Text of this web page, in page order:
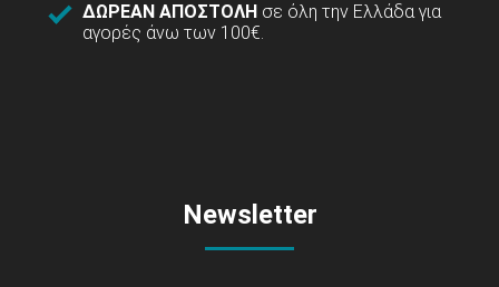
ΔΩΡΕΑΝ ΑΠΟΣΤΟΛΗ σε όλη την Ελλάδα για
αγορές άνω των 100€.
Newsletter